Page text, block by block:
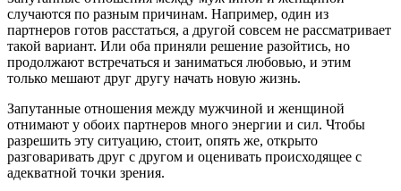
случаются по разным причинам. Например, один из
партнеров готов расстаться, а другой совсем не рассматривает
такой вариант. Или оба приняли решение разойтись, но
продолжают встречаться и заниматься любовью, и этим
только мешают друг другу начать новую жизнь.
Запутанные отношения между мужчиной и женщиной
отнимают у обоих партнеров много энергии и сил. Чтобы
разрешить эту ситуацию, стоит, опять же, открыто
разговаривать друг с другом и оценивать происходящее с
адекватной точки зрения.